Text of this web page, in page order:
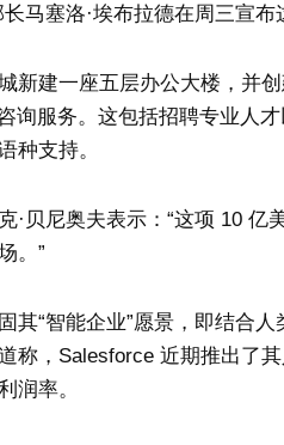
马塞洛·埃布拉德在周三宣布
新建一座五层办公大楼，并
询服务。这包括招聘专业人
种支持。
·贝尼奥夫表示：“这项 10
。”
其“智能企业”愿景，即结合
称，Salesforce 近期推出了
润率。